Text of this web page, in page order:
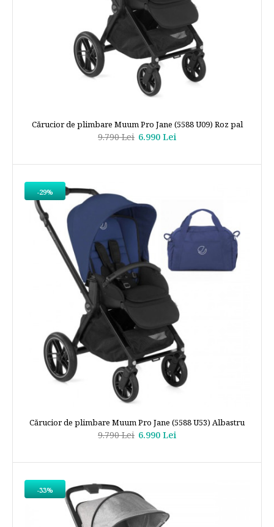
Cărucior de plimbare Muum Pro Jane (5588 U09) Roz pal
9.790 Lei 6.990 Lei
-29%
Cărucior de plimbare Muum Pro Jane (5588 U53) Albastru
9.790 Lei 6.990 Lei
-33%